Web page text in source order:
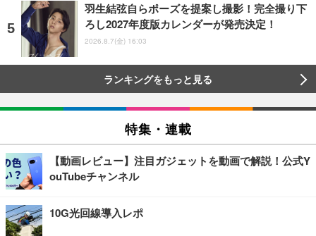
羽生結弦自らポーズを提案し撮影！完全撮り下
ろし2027年度版カレンダーが発売決定！
2026.8.7(金) 16:03
ランキングをもっと見る
特集・連載
【動画レビュー】注目ガジェットを動画で解説！公式Y
ouTubeチャンネル
10G光回線導入レポ